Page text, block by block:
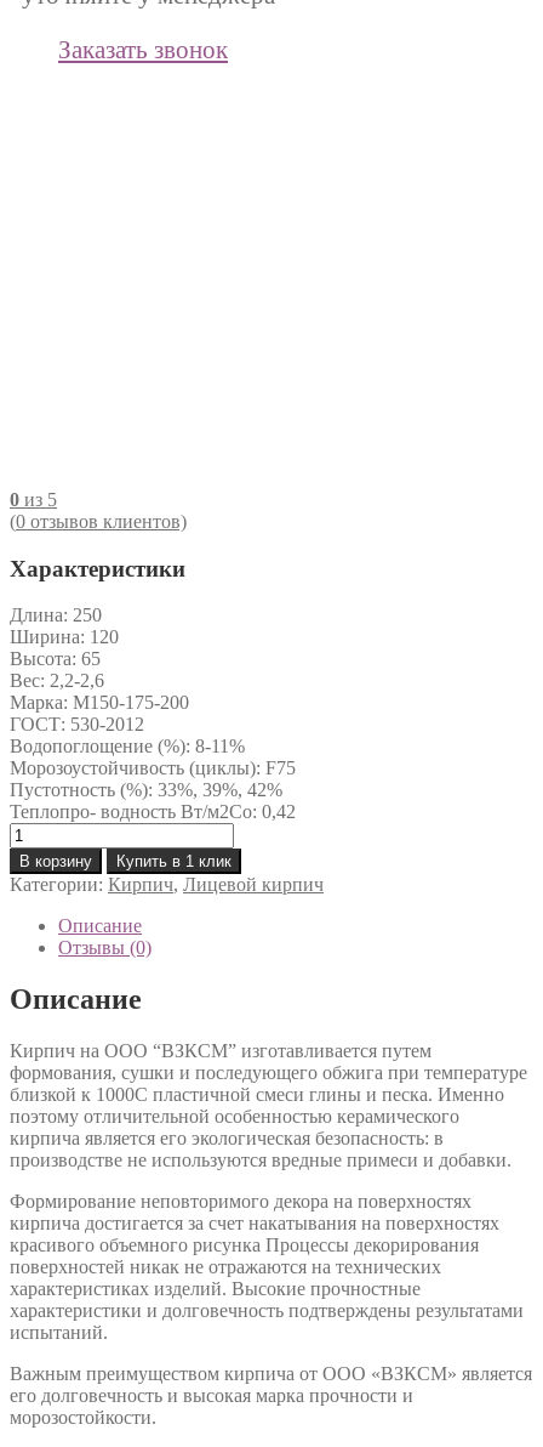
Заказать звонок
0 из 5
(0 отзывов клиентов)
Характеристики
Длина: 250
Ширина: 120
Высота: 65
Вес: 2,2-2,6
Марка: М150-175-200
ГОСТ: 530-2012
Водопоглощение (%): 8-11%
Морозоустойчивость (циклы): F75
Пустотность (%): 33%, 39%, 42%
Теплопро- водность Вт/м2Co: 0,42
Количество
товара
Кирпич
лицевой
пустотелый
одинарный
Рустик
В корзину Купить в 1 клик
Категории: Кирпич, Лицевой кирпич
Описание
Отзывы (0)
Описание
Кирпич на ООО “ВЗКСМ” изготавливается путем
формования, сушки и последующего обжига при температуре
близкой к 1000С пластичной смеси глины и песка. Именно
поэтому отличительной особенностью керамического
кирпича является его экологическая безопасность: в
производстве не используются вредные примеси и добавки.
Формирование неповторимого декора на поверхностях
кирпича достигается за счет накатывания на поверхностях
красивого объемного рисунка Процессы декорирования
поверхностей никак не отражаются на технических
характеристиках изделий. Высокие прочностные
характеристики и долговечность подтверждены результатами
испытаний.
Важным преимуществом кирпича от ООО «ВЗКСМ» является
его долговечность и высокая марка прочности и
морозостойкости.